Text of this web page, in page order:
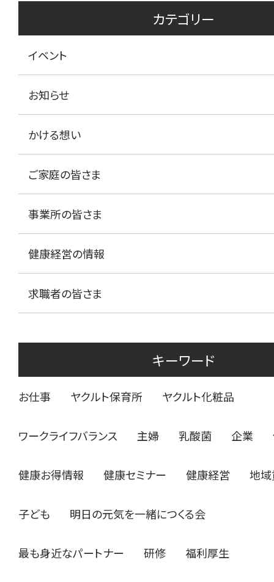
カテゴリー
イベント
お知らせ
かける想い
ご家庭の皆さま
事業所の皆さま
健康経営の情報
求職者の皆さま
キーワード
お仕事 ヤクルト保育所 ヤクルト化粧品
ワークライフバランス 主婦 乳酸菌 企業
健康お得情報 健康セミナー 健康経営 地
子ども 明日の元気を一緒につくる会
最も身近なパートナー 研修 福利厚生